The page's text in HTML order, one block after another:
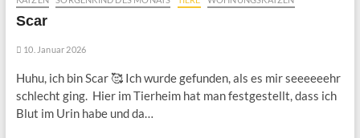
Scar
10. Januar 2026
Huhu, ich bin Scar 🥰 Ich wurde gefunden, als es mir seeeeeehr
schlecht ging. Hier im Tierheim hat man festgestellt, dass ich
Blut im Urin habe und da…